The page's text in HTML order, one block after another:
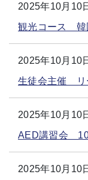
2025年10月10
観光コース 韓
2025年10月10
生徒会主催 リ
2025年10月10
AED講習会 10
2025年10月10